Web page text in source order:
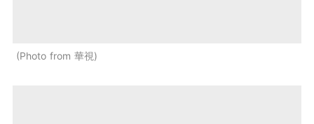
Photo from 華視